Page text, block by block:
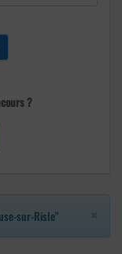
?
sur-Risle"